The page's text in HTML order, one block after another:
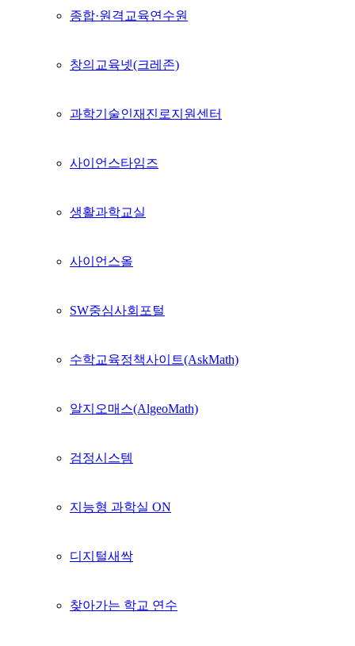
종합·원격교육연수원
창의교육넷(크레존)
과학기술인재진로지원센터
사이언스타임즈
생활과학교실
사이언스올
SW중심사회포털
수학교육정책사이트(AskMath)
알지오매스(AlgeoMath)
검정시스템
지능형 과학실 ON
디지털새싹
찾아가는 학교 연수